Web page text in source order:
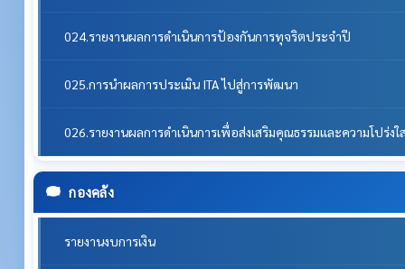
024.รายงานผลการดำเนินการป้องกันการทุจริตประจำปี
025.การนำผลการประเมิน ITA ไปสู่การพัฒนา
026.รายงานผลการดำเนินการเพื่อส่งเสริมคุณธรรมและความโปร่ง
กองคลัง
รายงานงบการเงิน